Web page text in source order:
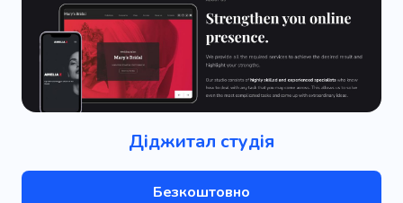
Діджитал студія
Безкоштовно